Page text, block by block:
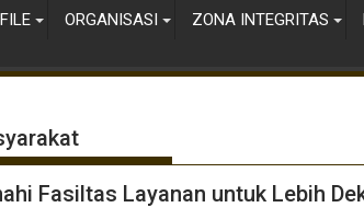
ORGANISASI ZONA INTEGRITAS
Fasiltas Layanan untuk Lebih